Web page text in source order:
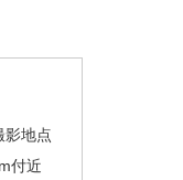
影地点
付近